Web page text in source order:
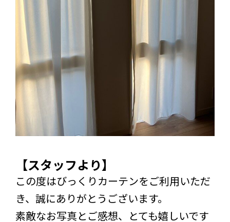
【スタッフより】
この度はびっくりカーテンをご利用いただ
き、誠にありがとうございます。
素敵なお写真とご感想、とても嬉しいです